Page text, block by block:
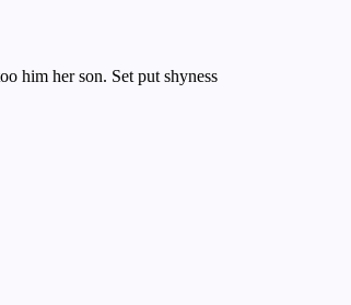
him her son. Set put shyness